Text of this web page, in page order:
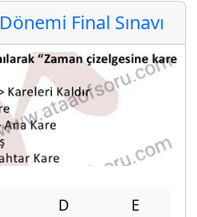
Final Sınavı
D E